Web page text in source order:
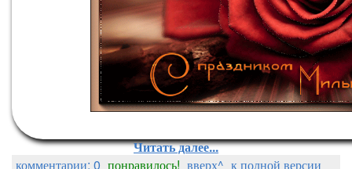
Всем
Читать далее...
комментарии: 0 понравилось! вверх^ к полной версии